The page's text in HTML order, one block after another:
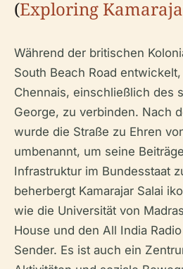
(Exploring
Während der britischen
South Beach Road
Chennais, einschließlich des
George, zu verbinden. Nach
wurde die Straße zu Ehren
umbenannt, um seine
Infrastruktur im Bundesstaat
beherbergt Kamarajar Salai
wie die Universität von
House und den All India
Sender. Es ist auch ein